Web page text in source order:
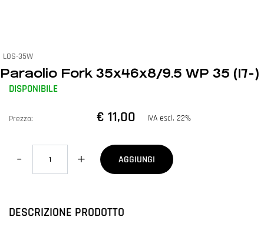
LOS-35W
Paraolio Fork 35x46x8/9.5 WP 35 (17-)
DISPONIBILE
Prezzo: € 11,00 IVA escl. 22%
Quantità
AGGIUNGI
DESCRIZIONE PRODOTTO